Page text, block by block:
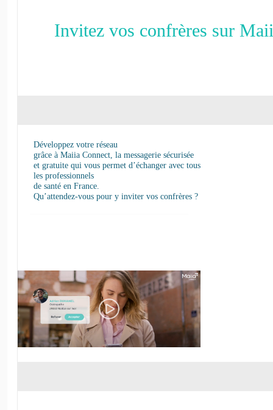
Invitez vos confrères sur
Développez votre réseau
grâce à Maiia Connect, la messagerie sécurisée
et gratuite qui vous permet d’échanger avec tous
les professionnels
de santé en France.
Qu’attendez-vous pour y inviter vos confrères ?